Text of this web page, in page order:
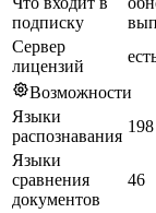
подписку
Сервер
лицензий
Возможности
Языки
распознавания
198
Языки
сравнения
документов
46